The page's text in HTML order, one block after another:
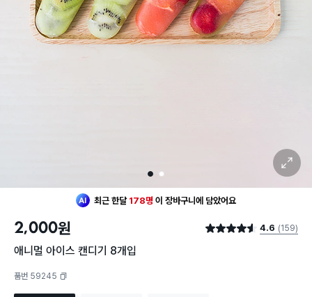
1 2
확대 보기
최근 한달 178명 이 장바구니에 담았어요
장바구니에 담았어요
2,000원 별점 4.6점 4.6 (159)
애니멀 아이스 캔디기 8개입
품번 59245